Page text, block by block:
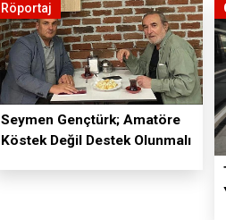
Röportaj
Seymen Gençtürk; Amatöre
Köstek Değil Destek Olunmalı